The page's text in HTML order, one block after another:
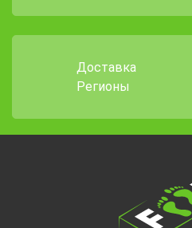
Доставка
Регионы